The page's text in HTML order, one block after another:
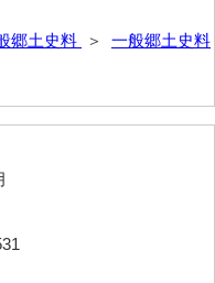
郷土史料 ＞ 一般郷土史料